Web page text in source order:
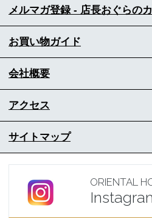
メルマガ登録 - 店長おぐらの
お買い物ガイド
会社概要
アクセス
サイトマップ
ORIENTAL